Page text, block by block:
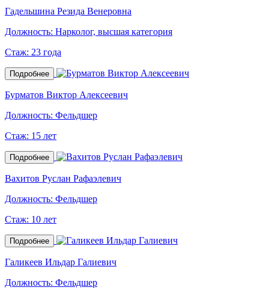
Гадельшина Резида Венеровна
Должность: Нарколог, высшая категория
Стаж: 23 года
Подробнее
Бурматов Виктор Алексеевич
Должность: Фельдшер
Стаж: 15 лет
Подробнее
Вахитов Руслан Рафаэлевич
Должность: Фельдшер
Стаж: 10 лет
Подробнее
Галикеев Ильдар Галиевич
Должность: Фельдшер